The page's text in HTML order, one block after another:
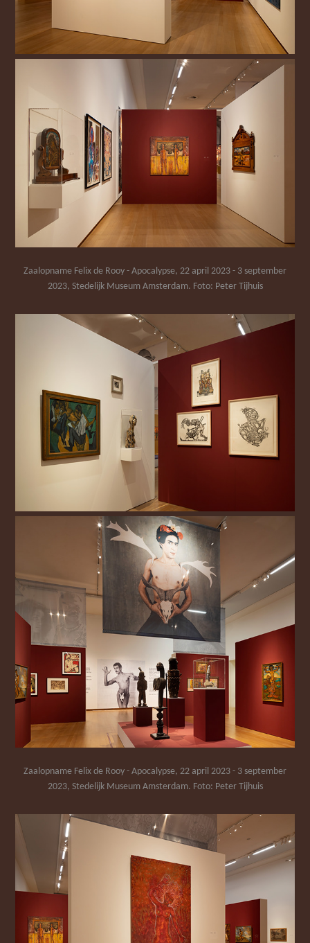
Zaalopname Felix de Rooy - Apocalypse, 22 april 2023 - 3 september
2023, Stedelijk Museum Amsterdam. Foto: Peter Tijhuis
Zaalopname Felix de Rooy - Apocalypse, 22 april 2023 - 3 september
2023, Stedelijk Museum Amsterdam. Foto: Peter Tijhuis